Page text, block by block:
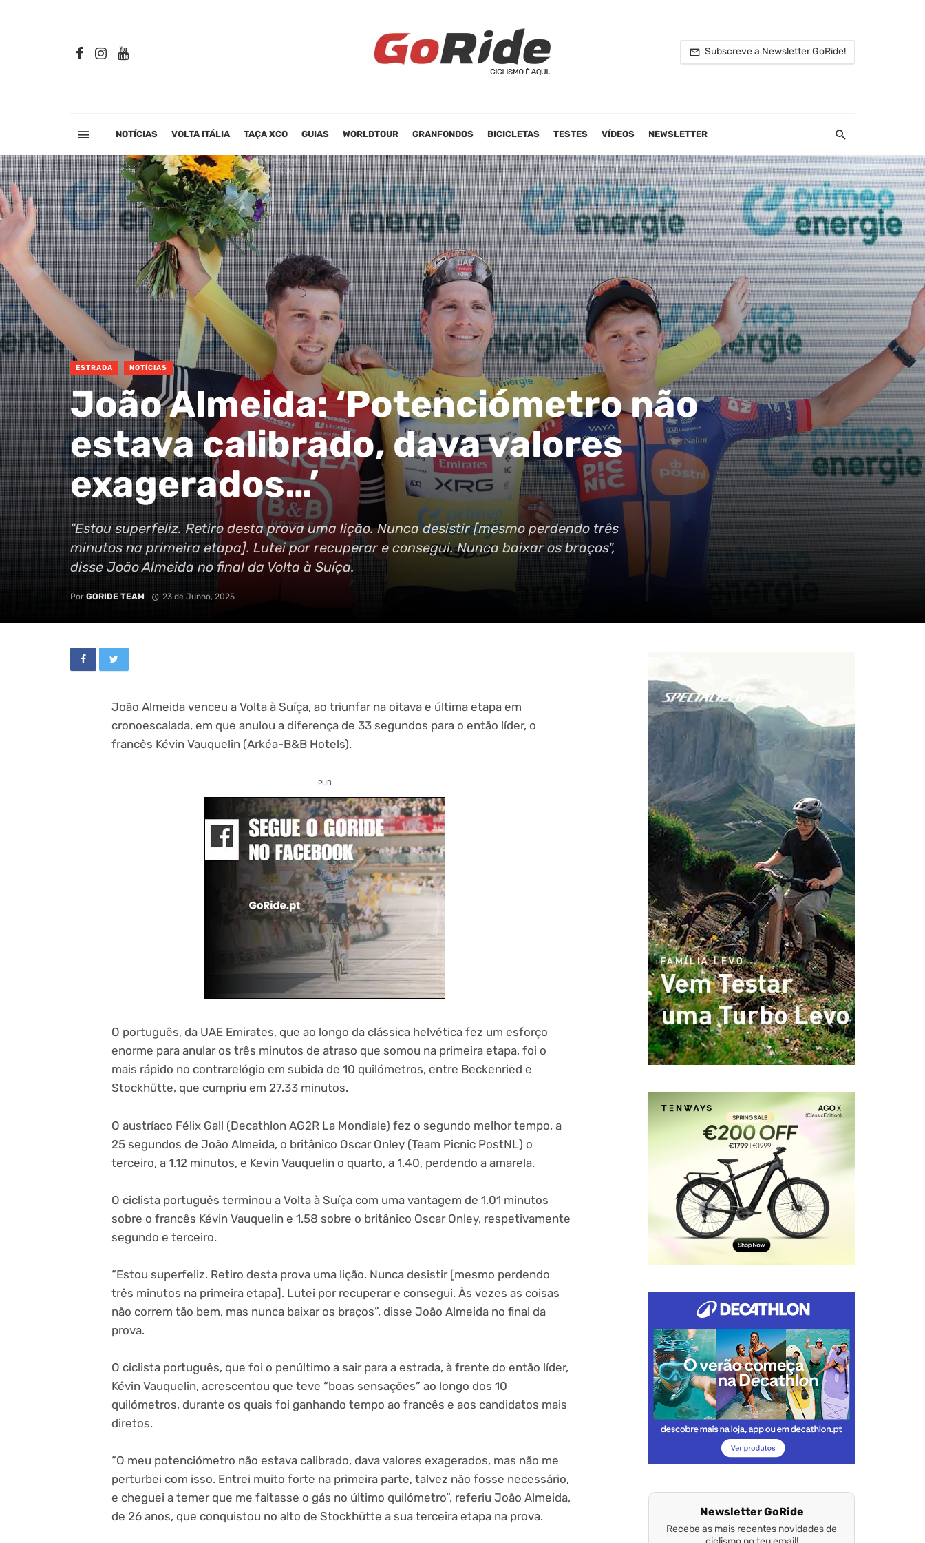
Subscreve a Newsletter GoRide!
NOTÍCIAS VOLTA ITÁLIA TAÇA XCO GUIAS WORLDTOUR GRANFONDOS BICICLETAS TESTES VÍDEOS NEWSLETTER
ESTRADA NOTÍCIAS
João Almeida: ‘Potenciómetro não
estava calibrado, dava valores
exagerados…’
"Estou superfeliz. Retiro desta prova uma lição. Nunca desistir [mesmo perdendo três
minutos na primeira etapa]. Lutei por recuperar e consegui. Nunca baixar os braços",
disse João Almeida no final da Volta à Suíça.
Por GORIDE TEAM 23 de Junho, 2025
João Almeida venceu a Volta à Suíça, ao triunfar na oitava e última etapa em
cronoescalada, em que anulou a diferença de 33 segundos para o então líder, o
francês Kévin Vauquelin (Arkéa-B&B Hotels).
PUB
O português, da UAE Emirates, que ao longo da clássica helvética fez um esforço
enorme para anular os três minutos de atraso que somou na primeira etapa, foi o
mais rápido no contrarelógio em subida de 10 quilómetros, entre Beckenried e
Stockhütte, que cumpriu em 27.33 minutos.
O austríaco Félix Gall (Decathlon AG2R La Mondiale) fez o segundo melhor tempo, a
25 segundos de João Almeida, o britânico Oscar Onley (Team Picnic PostNL) o
terceiro, a 1.12 minutos, e Kevin Vauquelin o quarto, a 1.40, perdendo a amarela.
O ciclista português terminou a Volta à Suíça com uma vantagem de 1.01 minutos
sobre o francês Kévin Vauquelin e 1.58 sobre o britânico Oscar Onley, respetivamente
segundo e terceiro.
“Estou superfeliz. Retiro desta prova uma lição. Nunca desistir [mesmo perdendo
três minutos na primeira etapa]. Lutei por recuperar e consegui. Às vezes as coisas
não correm tão bem, mas nunca baixar os braços”, disse João Almeida no final da
prova.
O ciclista português, que foi o penúltimo a sair para a estrada, à frente do então líder,
Kévin Vauquelin, acrescentou que teve “boas sensações” ao longo dos 10
quilómetros, durante os quais foi ganhando tempo ao francês e aos candidatos mais
diretos.
“O meu potenciómetro não estava calibrado, dava valores exagerados, mas não me
perturbei com isso. Entrei muito forte na primeira parte, talvez não fosse necessário,
e cheguei a temer que me faltasse o gás no último quilómetro”, referiu João Almeida,
de 26 anos, que conquistou no alto de Stockhütte a sua terceira etapa na prova.
Newsletter GoRide
Recebe as mais recentes novidades de